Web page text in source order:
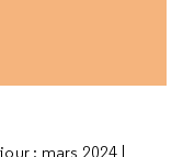
: mars 2024 |